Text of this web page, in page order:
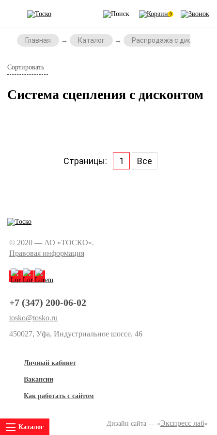
0
Главная Каталог Распродажа с дисконтом
Сортировать
Система сцепления с дисконтом
Страницы: 1 Все
© 2020 — АО «ТОСКО».
Правовая информация
+7 (347) 200-06-02
tosko@tosko.ru
450027, Уфа, Индустриальное шоссе, 46
Личный кабинет
Вакансии
Как работать с сайтом
Дизайн сайта — «Экспресс лаб»
Каталог